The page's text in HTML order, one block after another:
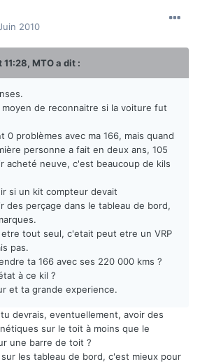
2010
MTO a dit :
de reconnaitre si la voiture fut
0 problèmes avec ma 166, mais quand
personne a fait en deux ans, 105
acheté neuve, c'est beaucoup de kils
si un kit compteur devait
des perçage dans le tableau de bord,
tout seul, c'etait peut etre un VRP
pas.
ta 166 avec ses 220 000 kms ?
à ce kil ?
et ta grande experience.
devrais, eventuellement, avoir des
sur le toit à moins que le
une barre de toit ?
les tableau de bord, c'est mieux pour